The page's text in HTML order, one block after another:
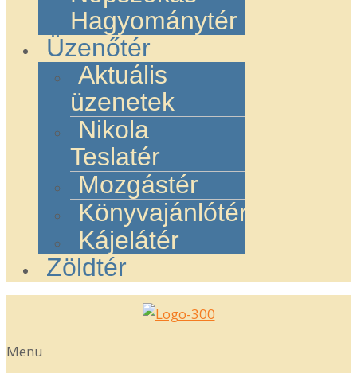
Hagyománytér
Üzenőtér
Aktuális
üzenetek
Nikola
Teslatér
Mozgástér
Könyvajánlótér
Kájelátér
Zöldtér
Menu